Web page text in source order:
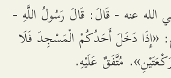
الله عنه - قَالَ: قَالَ رَسُولُ اللَّهِ -
«إِذَا دَخَلَ أَحَدُكُمْ الْمَسْجِدَ فَلَا
مُتَّفَقٌ عَلَيْهِ.